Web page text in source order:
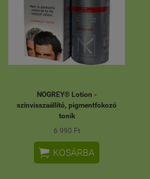
NOGREY® Lotion -
színvisszaállító, pigmentfokozó
tonik
6 990 Ft
 KOSÁRBA